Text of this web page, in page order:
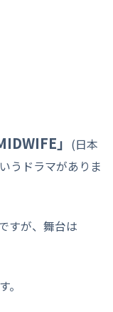
」 (日本
うドラマがありま
すが、舞台は